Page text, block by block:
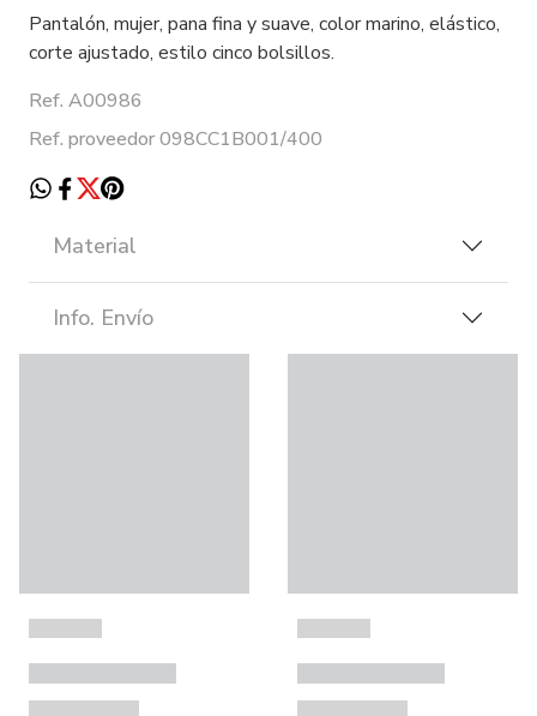
Pantalón, mujer, pana fina y suave, color marino, elástico,
corte ajustado, estilo cinco bolsillos.
Ref. A00986
Ref. proveedor 098CC1B001/400
Material
Info. Envío